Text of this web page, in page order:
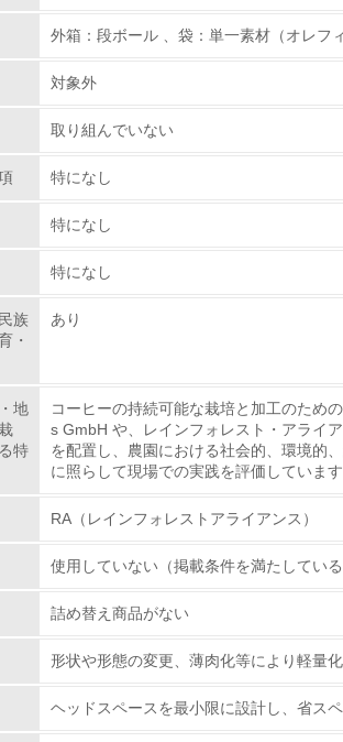
境法規制を把握し、順守している
を定期的に検証して次の活動に活かしている
いて自分の業務の中で行うべき環境対策を理解
プログラムを導入している
る
チェック項目
水等）とエネルギー（電力、重油、ガス）の使
の使用量の把握をし、具体的な削減目標や計画
環境配慮型製品・サービスの製造・
外箱：段ボール 、袋：単一素材（オレフ
対象外
取り組んでいない
特になし
特になし
特になし
族
・
あり
地
特
コーヒーの持続可能な栽培と加工のため
s GmbH や、レインフォレスト・アライ
を配置し、農園における社会的、環境的
に照らして現場での実践を評価しています
RA（レインフォレストアライアンス）
使用していない（掲載条件を満たしている
詰め替え商品がない
形状や形態の変更、薄肉化等により軽量
ヘッドスペースを最小限に設計し、省ス